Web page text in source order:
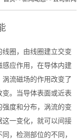
圈，由线圈建立交变
应作用，在导体内建
流磁场的作用改变了
。当导体表面或近表
强度和分布，涡流的变
一变化，就可以间接
，检测部位的不同，